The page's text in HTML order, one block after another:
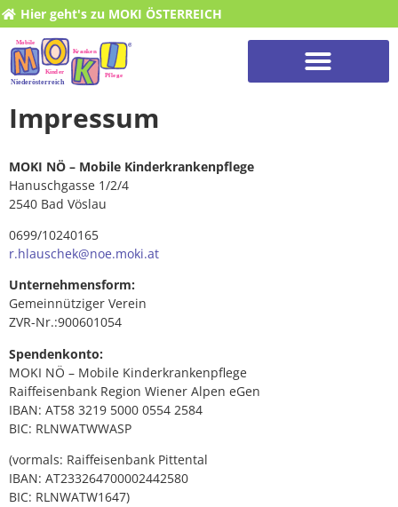
Hier geht's zu MOKI ÖSTERREICH
Impressum
MOKI NÖ – Mobile Kinderkrankenpflege
Hanuschgasse 1/2/4
2540 Bad Vöslau
0699/10240165
r.hlauschek@noe.moki.at
Unternehmensform:
Gemeinnütziger Verein
ZVR-Nr.:900601054
Spendenkonto:
MOKI NÖ – Mobile Kinderkrankenpflege
Raiffeisenbank Region Wiener Alpen eGen
IBAN: AT58 3219 5000 0554 2584
BIC: RLNWATWWASP
(vormals: Raiffeisenbank Pittental
IBAN: AT233264700002442580
BIC: RLNWATW1647)